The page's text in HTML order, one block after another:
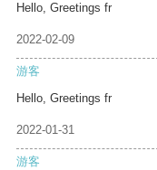
Hello, Greetings fr
2022-02-09
游客
Hello, Greetings fr
2022-01-31
游客